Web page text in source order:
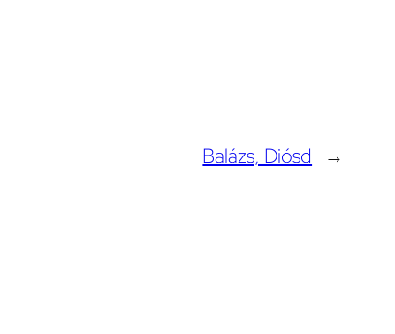
Balázs, Diósd →